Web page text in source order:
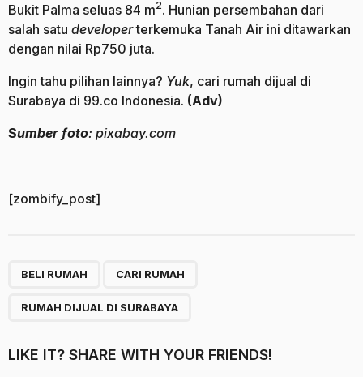
Bukit Palma seluas 84 m2. Hunian persembahan dari
salah satu developerterkemuka Tanah Air ini ditawarkan
dengan nilai Rp750 juta.
Ingin tahu pilihan lainnya? Yuk, cari rumah dijual di
Surabaya di 99.co Indonesia. (Adv)
Sumber foto: pixabay.com
[zombify_post]
BELI RUMAH CARI RUMAH
RUMAH DIJUAL DI SURABAYA
LIKE IT? SHARE WITH YOUR FRIENDS!